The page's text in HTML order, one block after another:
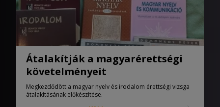
Átalakítják a magyarérettségi
követelményeit
Megkezdődött a magyar nyelv és irodalom érettségi vizsga
átalakításának előkészítése.